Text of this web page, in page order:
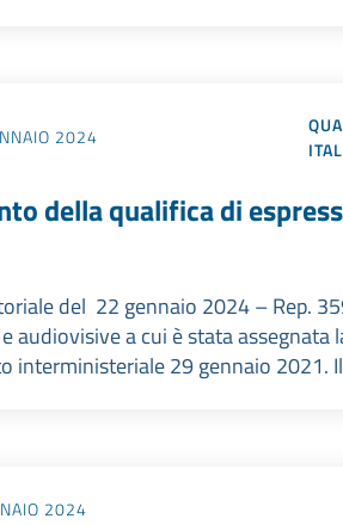
2024
della qualifica di
del 22 gennaio 2024 – Rep.
audiovisive a cui è stata
interministeriale 29 gennaio 2021.
2024